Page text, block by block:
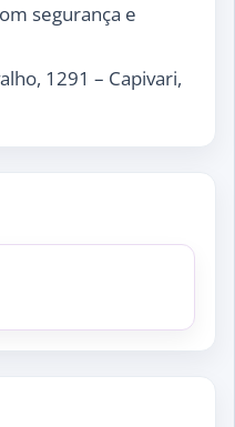
segurança e
1291 – Capivari,